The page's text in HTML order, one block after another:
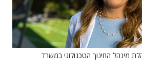
מינהל החינוך הטכנולוגי במשרד